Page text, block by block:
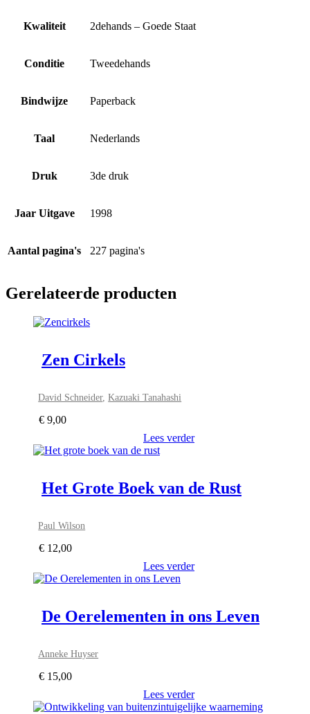
Kwaliteit 2dehands – Goede Staat
Conditie Tweedehands
Bindwijze Paperback
Taal Nederlands
Druk 3de druk
Jaar Uitgave 1998
Aantal pagina's 227 pagina's
Gerelateerde producten
Zen Cirkels
David Schneider,Kazuaki Tanahashi
€ 9,00
Lees verder
Het Grote Boek van de Rust
Paul Wilson
€ 12,00
Lees verder
De Oerelementen in ons Leven
Anneke Huyser
€ 15,00
Lees verder